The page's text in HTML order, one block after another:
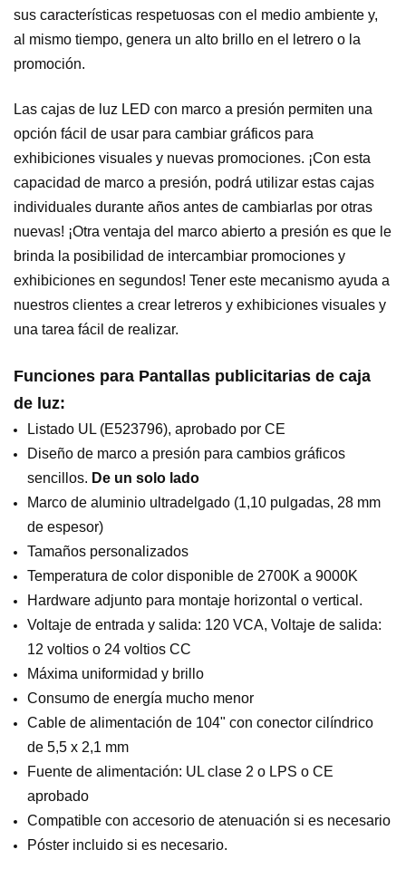
sus características respetuosas con el medio ambiente y,
al mismo tiempo, genera un alto brillo en el letrero o la
promoción.
Las cajas de luz LED con marco a presión permiten una
opción fácil de usar para cambiar gráficos para
exhibiciones visuales y nuevas promociones. ¡Con esta
capacidad de marco a presión, podrá utilizar estas cajas
individuales durante años antes de cambiarlas por otras
nuevas! ¡Otra ventaja del marco abierto a presión es que le
brinda la posibilidad de intercambiar promociones y
exhibiciones en segundos! Tener este mecanismo ayuda a
nuestros clientes a crear letreros y exhibiciones visuales y
una tarea fácil de realizar.
Funciones para Pantallas publicitarias de caja
de luz:
Listado UL (E523796), aprobado por CE
Diseño de marco a presión para cambios gráficos
sencillos. De un solo lado
Marco de aluminio ultradelgado (1,10 pulgadas, 28 mm
de espesor)
Tamaños personalizados
Temperatura de color disponible de 2700K a 9000K
Hardware adjunto para montaje horizontal o vertical.
Voltaje de entrada y salida: 120 VCA, Voltaje de salida:
12 voltios o 24 voltios CC
Máxima uniformidad y brillo
Consumo de energía mucho menor
Cable de alimentación de 104" con conector cilíndrico
de 5,5 x 2,1 mm
Fuente de alimentación: UL clase 2 o LPS o CE
aprobado
Compatible con accesorio de atenuación si es necesario
Póster incluido si es necesario.